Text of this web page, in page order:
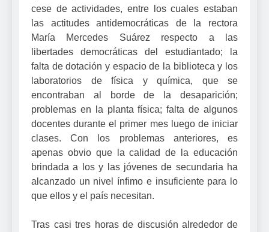
cese de actividades, entre los cuales estaban
las actitudes antidemocráticas de la rectora
María Mercedes Suárez respecto a las
libertades democráticas del estudiantado; la
falta de dotación y espacio de la biblioteca y los
laboratorios de física y química, que se
encontraban al borde de la desaparición;
problemas en la planta física; falta de algunos
docentes durante el primer mes luego de iniciar
clases. Con los problemas anteriores, es
apenas obvio que la calidad de la educación
brindada a los y las jóvenes de secundaria ha
alcanzado un nivel ínfimo e insuficiente para lo
que ellos y el país necesitan.
Tras casi tres horas de discusión alrededor de